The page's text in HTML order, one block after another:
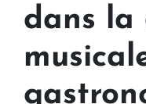
dans la